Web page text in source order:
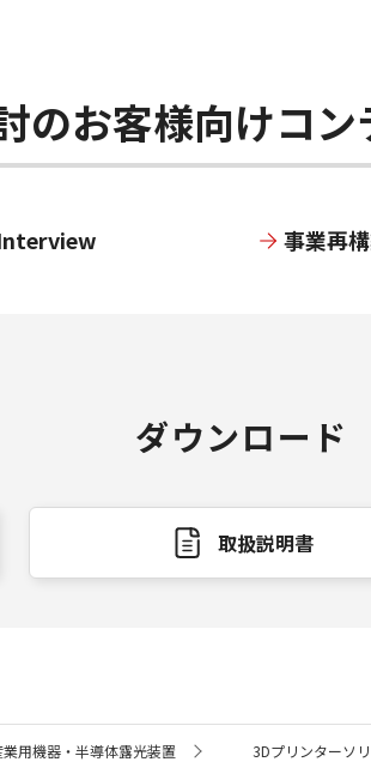
のお客様向けコン
事業再
ダウンロード
取扱説明書
業用機器・半導体露光装置 3Dプリンターソ